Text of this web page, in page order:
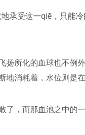
承受这一qiē，只能
扬所化的血球也不例
消耗着，水位则是在
了，而那血池之中的